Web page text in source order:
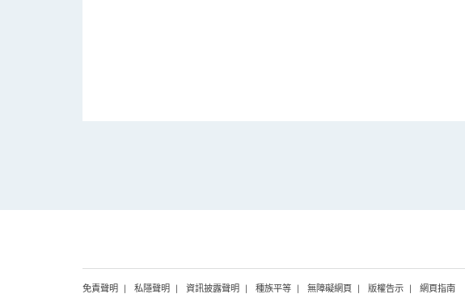
免責聲明 私隱聲明 資訊披露聲明 種族平等 無障礙網頁 版權告示 網頁指南